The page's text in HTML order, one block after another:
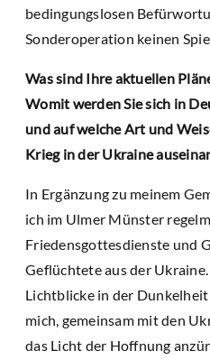
bedingungslosen
Sonderoperation keinen
Was sind Ihre aktuellen
Womit werden Sie sich in
und auf welche Art und
Krieg in der Ukraine
In Ergänzung zu meinem
ich im Ulmer Münster
Friedensgottesdienste und
Geflüchtete aus der
Lichtblicke in der
mich, gemeinsam mit den
das Licht der Hoffnung